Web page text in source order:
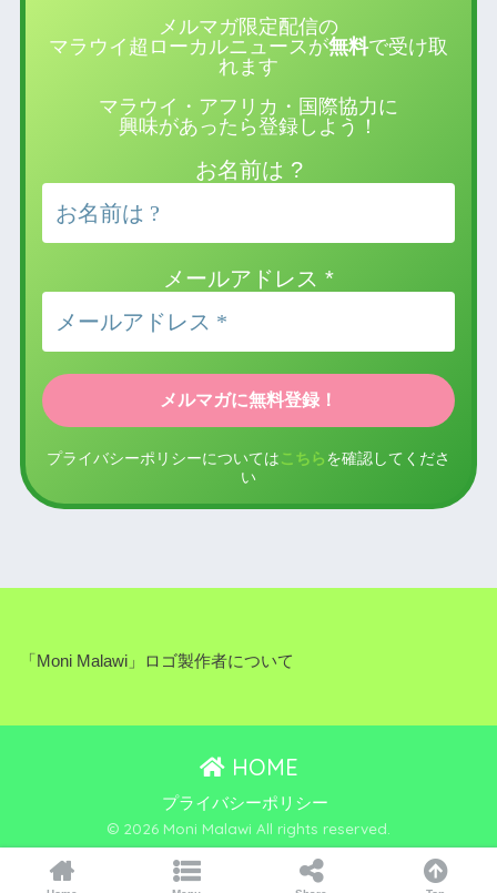
メルマガ限定配信の
マラウイ超ローカルニュースが無料で受け取
れます
マラウイ・アフリカ・国際協力に
興味があったら登録しよう！
お名前は ?
メールアドレス *
プライバシーポリシーについては こちら を確認してくださ
い
「Moni Malawi」ロゴ製作者について
HOME
プライバシーポリシー
© 2026 Moni Malawi All rights reserved.